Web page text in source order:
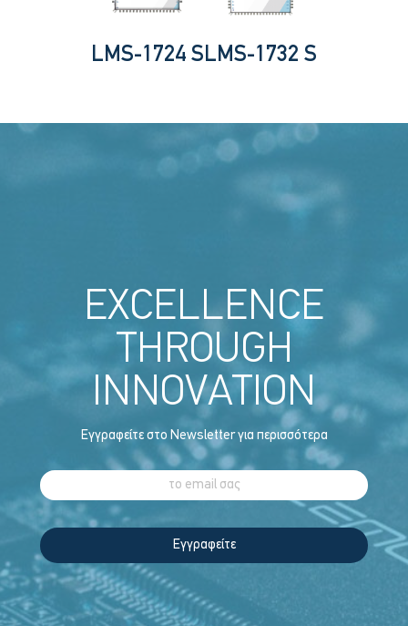
LMS-1724 S LMS-1732 S
EXCELLENCE
THROUGH
INNOVATION
Εγγραφείτε στο Newsletter για περισσότερα
Εγγραφείτε